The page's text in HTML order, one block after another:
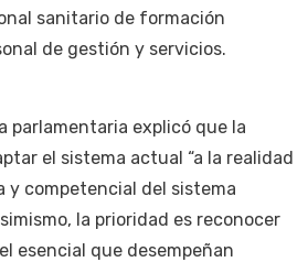
sanitario de formación
de gestión y servicios.
parlamentaria explicó que la
el sistema actual “a la realidad
y competencial del sistema
la prioridad es reconocer
esencial que desempeñan